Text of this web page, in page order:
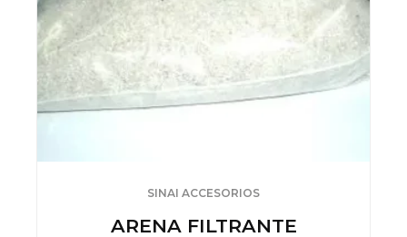
SINAI ACCESORIOS
ARENA FILTRANTE